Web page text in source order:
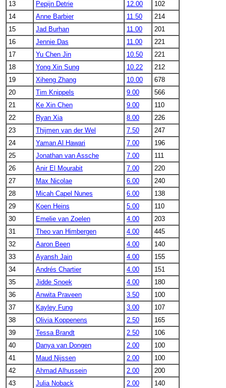
13
Pepijn Detrie 12.00
102
14
Anne Barbier 11.50
214
15
Jad Burhan 11.00
201
16
Jennie Das 11.00
221
17
Yu Chen Jin 10.50
221
18
Yong Xin Sung 10.22
212
19
Xiheng Zhang 10.00
678
20
Tim Knippels 9.00
566
21
Ke Xin Chen 9.00
110
22
Ryan Xia 8.00
226
23
Thijmen van der Wel 7.50
247
24
Yaman Al Hawari 7.00
196
25
Jonathan van Assche 7.00
111
26
Anir El Mourabit 7.00
220
27
Max Nicolae 6.00
240
28
Micah Capel Nunes 6.00
138
29
Koen Heins 5.00
110
30
Emelie van Zoelen 4.00
203
31
Theo van Himbergen 4.00
445
32
Aaron Been 4.00
140
33
Ayansh Jain 4.00
155
34
Andrés Chartier 4.00
151
35
Jidde Snoek 4.00
180
36
Anwita Praveen 3.50
100
37
Kayley Fung 3.00
107
38
Olivia Koppenens 2.50
165
39
Tessa Brandt 2.50
106
40
Danya van Dongen 2.00
100
41
Maud Nijssen 2.00
100
42
Ahmad Alhussein 2.00
200
43
Julia Noback 2.00
140